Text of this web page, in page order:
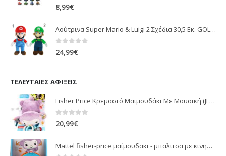
0 out of 5
8,99€
Λούτρινα Super Mario & Luigi 2 Σχέδια 30,5 Εκ. GOL13769
24,99€
ΤΕΛΕΥΤΑΊΕΣ ΑΦΊΞΕΙΣ
Fisher Price Κρεμαστό Μαϊμουδάκι Με Μουσική (JFF02)
20,99€
Mattel fisher-price μαίμουδακι - μπαλιτσα με κινηση JLB95